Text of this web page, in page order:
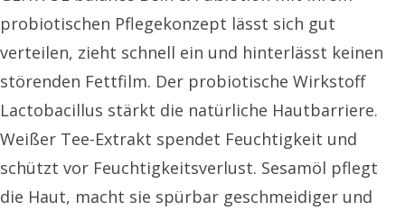
probiotischen Pflegekonzept lässt sich gut
verteilen, zieht schnell ein und hinterlässt keinen
störenden Fettfilm. Der probiotische Wirkstoff
Lactobacillus stärkt die natürliche Hautbarriere.
Weißer Tee-Extrakt spendet Feuchtigkeit und
schützt vor Feuchtigkeitsverlust. Sesamöl pflegt
die Haut, macht sie spürbar geschmeidiger und